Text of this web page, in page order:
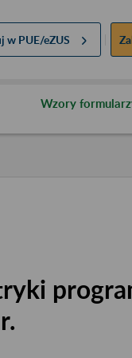
w PUE/eZUS
Wzory